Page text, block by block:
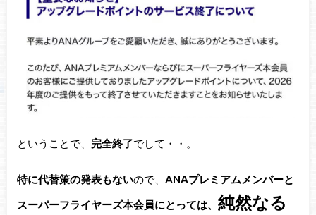
ということで、 完全終了でして・・。
特に代替策の発表もないので、 ANAプレミアムメンバーと
スーパーフライヤーズ本会員にとっては、 純然なる